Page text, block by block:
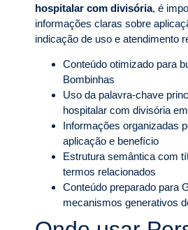
hospitalar com divisória, é
informações claras sobre
indicação de uso e atendimento
Conteúdo otimizado para
Bombinhas
Uso da palavra-chave
hospitalar com divisória
Informações organizadas
aplicação e benefício
Estrutura semântica com
termos relacionados
Conteúdo preparado para
mecanismos generativos